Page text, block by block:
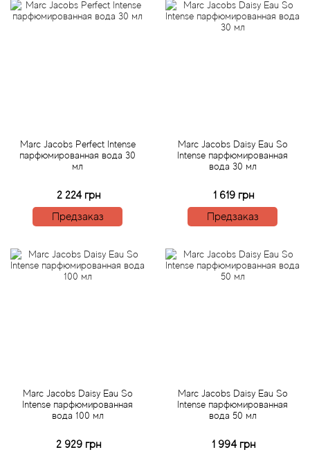
Marc Jacobs Perfect Intense
парфюмированная вода 30
мл
2 224 грн
Предзаказ
Marc Jacobs Daisy Eau So
Intense парфюмированная
вода 30 мл
1 619 грн
Предзаказ
Marc Jacobs Daisy Eau So
Intense парфюмированная
вода 100 мл
2 929 грн
Marc Jacobs Daisy Eau So
Intense парфюмированная
вода 50 мл
1 994 грн
Aj Arabia (Widian)
Alaia Paris
Alexander McQueen
Alexandre J
American Crew
Amouage